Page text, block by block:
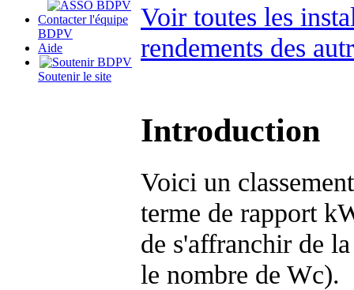
Contacter l'équipe
BDPV
Aide
Soutenir le site
Voir toutes les
rendements des
Introduction
Voici un
terme de rapport
de s'affranchir de
le nombre de Wc).